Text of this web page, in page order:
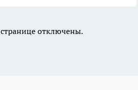
отключены.